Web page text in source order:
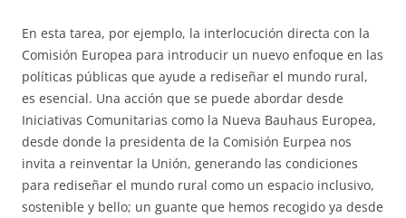
En esta tarea, por ejemplo, la interlocución directa con la
Comisión Europea para introducir un nuevo enfoque en las
políticas públicas que ayude a rediseñar el mundo rural,
es esencial. Una acción que se puede abordar desde
Iniciativas Comunitarias como la Nueva Bauhaus Europea,
desde donde la presidenta de la Comisión Eurpea nos
invita a reinventar la Unión, generando las condiciones
para rediseñar el mundo rural como un espacio inclusivo,
sostenible y bello; un guante que hemos recogido ya desde